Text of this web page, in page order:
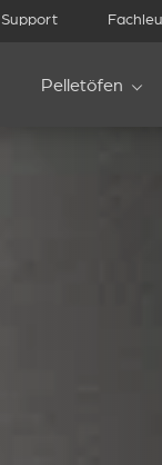
Support
Pelletöfen